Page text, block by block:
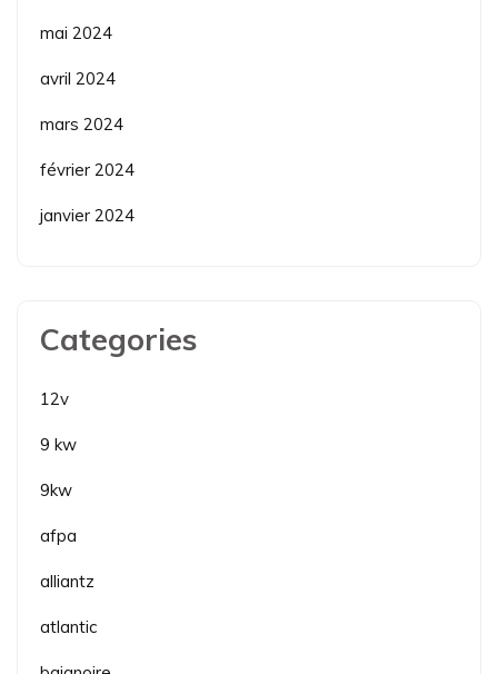
mai 2024
avril 2024
mars 2024
février 2024
janvier 2024
Categories
12v
9 kw
9kw
afpa
alliantz
atlantic